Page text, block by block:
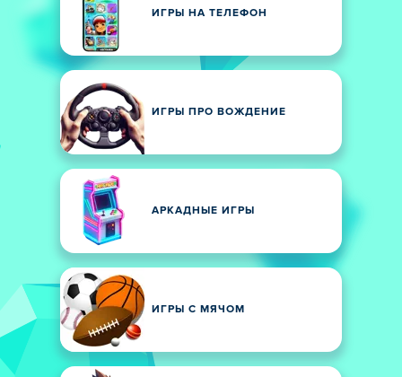
ИГРЫ НА ТЕЛЕФОН
ИГРЫ ПРО ВОЖДЕНИЕ
АРКАДНЫЕ ИГРЫ
ИГРЫ С МЯЧОМ